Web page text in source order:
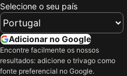
Selecione o seu país
Adicionar no Google
Encontre facilmente os nossos
resultados: adicione o trivago como
fonte preferencial no Google.